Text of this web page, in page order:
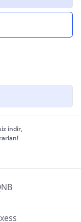
indir,